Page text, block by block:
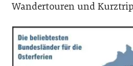
Wandertouren und